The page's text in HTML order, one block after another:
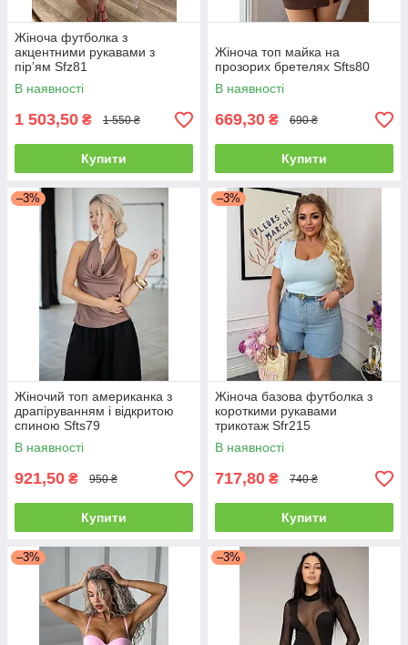
Жіноча футболка з
акцентними рукавами з
пірʼям Sfz81
В наявності
1 503,50 ₴ 1 550 ₴
Купити
Жіноча топ майка на
прозорих бретелях Sfts80
В наявності
669,30 ₴ 690 ₴
Купити
–3%
Жіночий топ американка з
драпіруванням і відкритою
спиною Sfts79
В наявності
921,50 ₴ 950 ₴
Купити
–3%
Жіноча базова футболка з
короткими рукавами
трикотаж Sfr215
В наявності
717,80 ₴ 740 ₴
Купити
–3% –3%